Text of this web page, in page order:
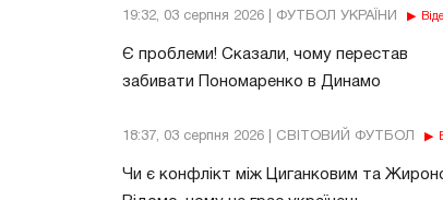
19:32, 03 серпня 2026 | ФУТБОЛ УКРАЇНИ
Є проблеми! Сказали, чому перестав
забивати Пономаренко в Динамо
18:37, 03 серпня 2026 | СВІТОВИЙ ФУТБОЛ
Чи є конфлікт між Циганковим та